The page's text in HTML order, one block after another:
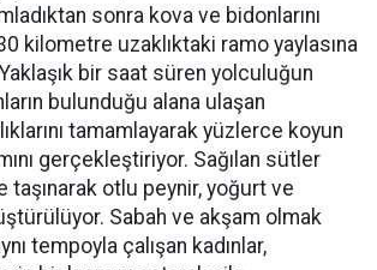
sonra kova ve bidonlarını
kilometre uzaklıktaki ramo yaylasına
bir saat süren yolculuğun
bulunduğu alana ulaşan
tamamlayarak yüzlerce koyun
gerçekleştiriyor. Sağılan sütler
taşınarak otlu peynir, yoğurt ve
Sabah ve akşam olmak
tempoyla çalışan kadınlar,